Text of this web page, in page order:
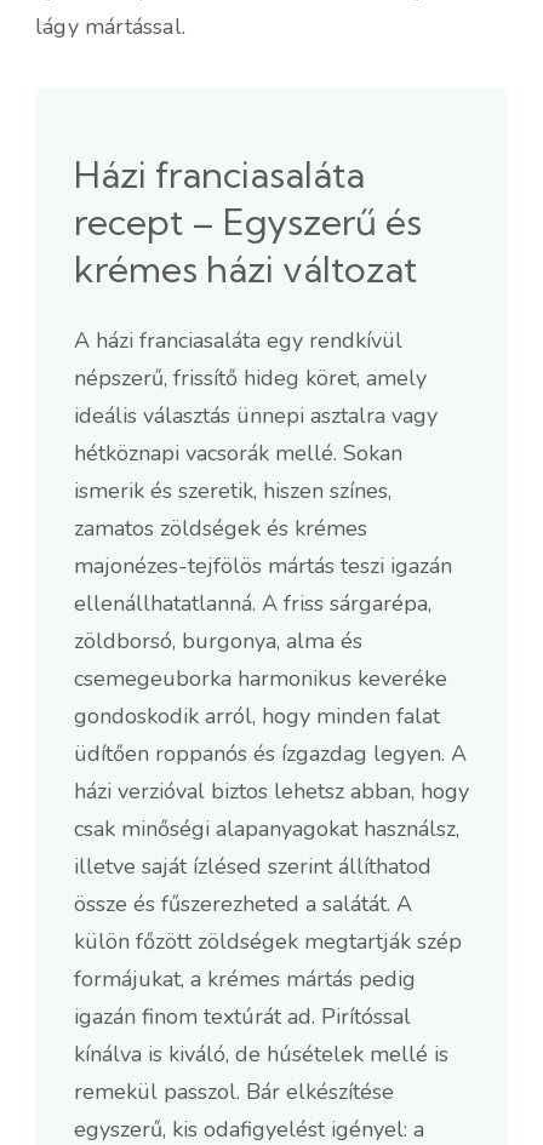
lágy mártással.
Házi franciasaláta
recept – Egyszerű és
krémes házi változat
A házi franciasaláta egy rendkívül
népszerű, frissítő hideg köret, amely
ideális választás ünnepi asztalra vagy
hétköznapi vacsorák mellé. Sokan
ismerik és szeretik, hiszen színes,
zamatos zöldségek és krémes
majonézes-tejfölös mártás teszi igazán
ellenállhatatlanná. A friss sárgarépa,
zöldborsó, burgonya, alma és
csemegeuborka harmonikus keveréke
gondoskodik arról, hogy minden falat
üdítően roppanós és ízgazdag legyen. A
házi verzióval biztos lehetsz abban, hogy
csak minőségi alapanyagokat használsz,
illetve saját ízlésed szerint állíthatod
össze és fűszerezheted a salátát. A
külön főzött zöldségek megtartják szép
formájukat, a krémes mártás pedig
igazán finom textúrát ad. Pirítóssal
kínálva is kiváló, de húsételek mellé is
remekül passzol. Bár elkészítése
egyszerű, kis odafigyelést igényel: a